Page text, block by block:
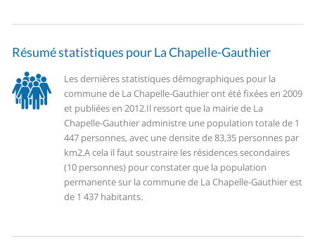
Résumé statistiques pour La Chapelle-Gauthier
Les dernières statistiques démographiques pour la
commune de La Chapelle-Gauthier ont été fixées en 2009
et publiées en 2012.Il ressort que la mairie de La
Chapelle-Gauthier administre une population totale de 1
447 personnes, avec une densite de 83,35 personnes par
km2.A cela il faut soustraire les résidences secondaires
(10 personnes) pour constater que la population
permanente sur la commune de La Chapelle-Gauthier est
de 1 437 habitants.